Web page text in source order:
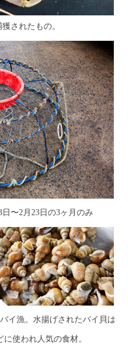
されたもの。
〜2月23日の3ヶ月のみ
イ漁。水揚げされたバイ貝は
使われ人気の食材。